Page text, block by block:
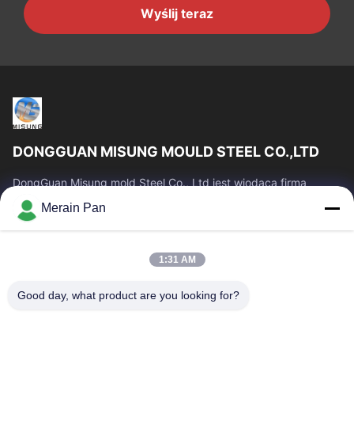
Wyślij teraz
DONGGUAN MISUNG MOULD STEEL CO.,LTD
DongGuan Misung mold Steel Co., Ltd jest wiodącą firmą
dostarczającą stal matrycową z tworzywa sztucznego, stal do
pracy na gorąco, stal do pracy...
Szybkie Linki
Produkty
Pokaz VR
O Nas
Merain Pan
1:31 AM
Good day, what product are you looking for?